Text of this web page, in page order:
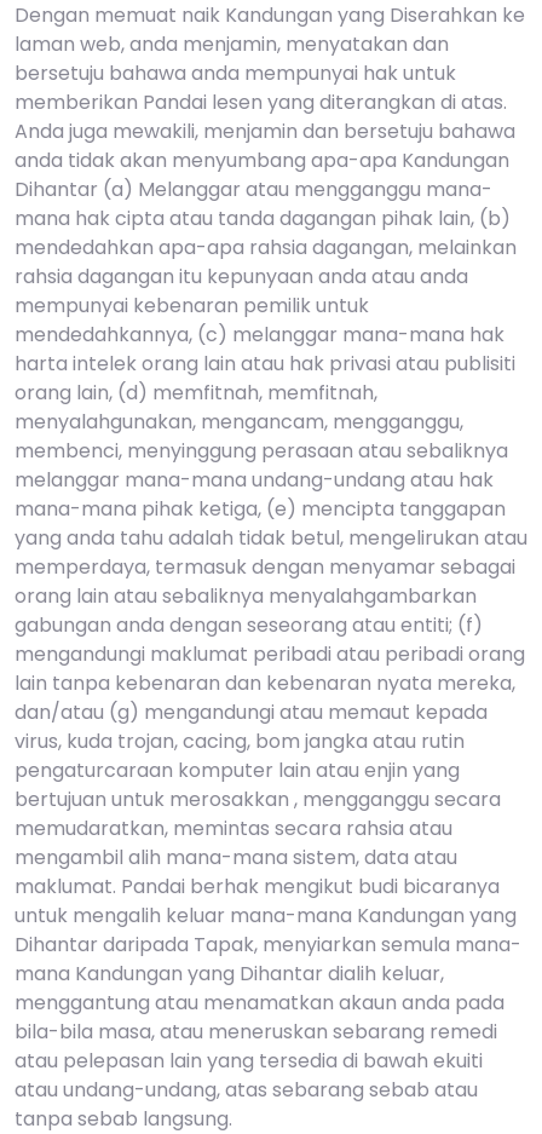
Dengan memuat naik Kandungan yang Diserahkan ke
laman web, anda menjamin, menyatakan dan
bersetuju bahawa anda mempunyai hak untuk
memberikan Pandai lesen yang diterangkan di atas.
Anda juga mewakili, menjamin dan bersetuju bahawa
anda tidak akan menyumbang apa-apa Kandungan
Dihantar (a) Melanggar atau mengganggu mana-
mana hak cipta atau tanda dagangan pihak lain, (b)
mendedahkan apa-apa rahsia dagangan, melainkan
rahsia dagangan itu kepunyaan anda atau anda
mempunyai kebenaran pemilik untuk
mendedahkannya, (c) melanggar mana-mana hak
harta intelek orang lain atau hak privasi atau publisiti
orang lain, (d) memfitnah, memfitnah,
menyalahgunakan, mengancam, mengganggu,
membenci, menyinggung perasaan atau sebaliknya
melanggar mana-mana undang-undang atau hak
mana-mana pihak ketiga, (e) mencipta tanggapan
yang anda tahu adalah tidak betul, mengelirukan atau
memperdaya, termasuk dengan menyamar sebagai
orang lain atau sebaliknya menyalahgambarkan
gabungan anda dengan seseorang atau entiti; (f)
mengandungi maklumat peribadi atau peribadi orang
lain tanpa kebenaran dan kebenaran nyata mereka,
dan/atau (g) ​​mengandungi atau memaut kepada
virus, kuda trojan, cacing, bom jangka atau rutin
pengaturcaraan komputer lain atau enjin yang
bertujuan untuk merosakkan , mengganggu secara
memudaratkan, memintas secara rahsia atau
mengambil alih mana-mana sistem, data atau
maklumat. Pandai berhak mengikut budi bicaranya
untuk mengalih keluar mana-mana Kandungan yang
Dihantar daripada Tapak, menyiarkan semula mana-
mana Kandungan yang Dihantar dialih keluar,
menggantung atau menamatkan akaun anda pada
bila-bila masa, atau meneruskan sebarang remedi
atau pelepasan lain yang tersedia di bawah ekuiti
atau undang-undang, atas sebarang sebab atau
tanpa sebab langsung.